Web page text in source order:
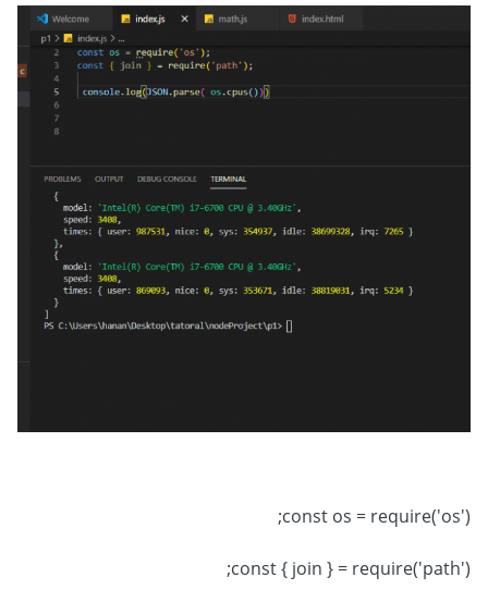
const os = require('os');
const { join } = require('path');